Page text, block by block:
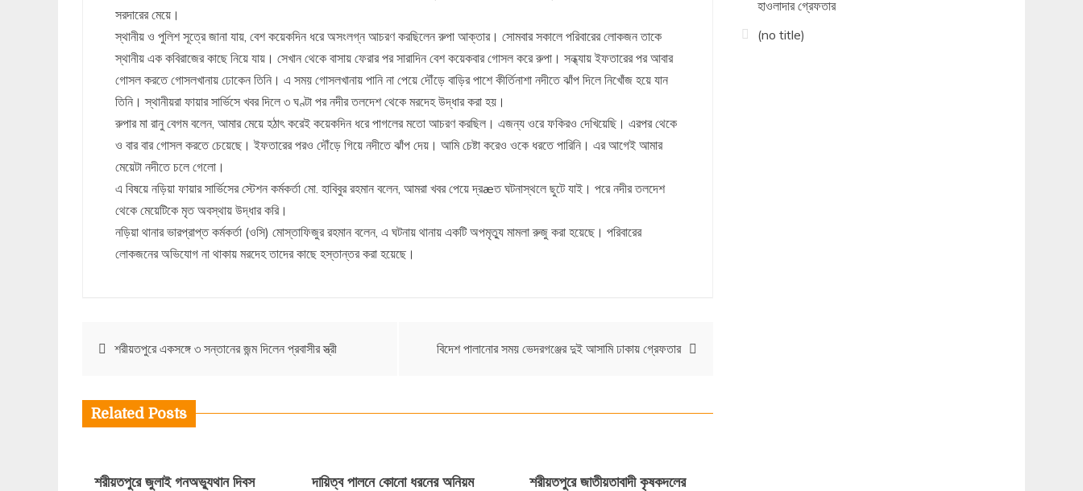
সরদারের মেয়ে।
স্থানীয় ও পুলিশ সূত্রে জানা যায়, বেশ কয়েকদিন ধরে অসংলগ্ন আচরণ করছিলেন রুপা আক্তার। সোমবার সকালে পরিবারের লোকজন তাকে
স্থানীয় এক কবিরাজের কাছে নিয়ে যায়। সেখান থেকে বাসায় ফেরার পর সারাদিন বেশ কয়েকবার গোসল করে রুপা। সন্ধ্যায় ইফতারের পর আবার
গোসল করতে গোসলখানায় ঢোকেন তিনি। এ সময় গোসলখানায় পানি না পেয়ে দৌঁড়ে বাড়ির পাশে কীর্তিনাশা নদীতে ঝাঁপ দিলে নিখোঁজ হয়ে যান
তিনি। স্থানীয়রা ফায়ার সার্ভিসে খবর দিলে ৩ ঘণ্টা পর নদীর তলদেশ থেকে মরদেহ উদ্ধার করা হয়।
রুপার মা রানু বেগম বলেন, আমার মেয়ে হঠাৎ করেই কয়েকদিন ধরে পাগলের মতো আচরণ করছিল। এজন্য ওরে ফকিরও দেখিয়েছি। এরপর থেকে
ও বার বার গোসল করতে চেয়েছে। ইফতারের পরও দৌঁড়ে গিয়ে নদীতে ঝাঁপ দেয়। আমি চেষ্টা করেও ওকে ধরতে পারিনি। এর আগেই আমার
মেয়েটা নদীতে চলে গেলো।
এ বিষয়ে নড়িয়া ফায়ার সার্ভিসের স্টেশন কর্মকর্তা মো. হাবিবুর রহমান বলেন, আমরা খবর পেয়ে দ্রæত ঘটনাস্থলে ছুটে যাই। পরে নদীর তলদেশ
থেকে মেয়েটিকে মৃত অবস্থায় উদ্ধার করি।
নড়িয়া থানার ভারপ্রাপ্ত কর্মকর্তা (ওসি) মোস্তাফিজুর রহমান বলেন, এ ঘটনায় থানায় একটি অপমৃত্যু মামলা রুজু করা হয়েছে। পরিবারের
লোকজনের অভিযোগ না থাকায় মরদেহ তাদের কাছে হস্তান্তর করা হয়েছে।
Postশরীয়তপুরে একসঙ্গে ৩ সন্তানের জন্ম দিলেন প্রবাসীর স্ত্রী বিদেশ পালানোর সময় ভেদরগঞ্জের দুই আসামি ঢাকায় গ্রেফতার
Related Posts
শরীয়তপুরে জুলাই গনঅভ্যুথান দিবস
দায়িত্ব পালনে কোনো ধরনের অনিয়ম
শরীয়তপুরে জাতীয়তাবাদী কৃষকদলের
হাওলাদার গ্রেফতার
(no title)